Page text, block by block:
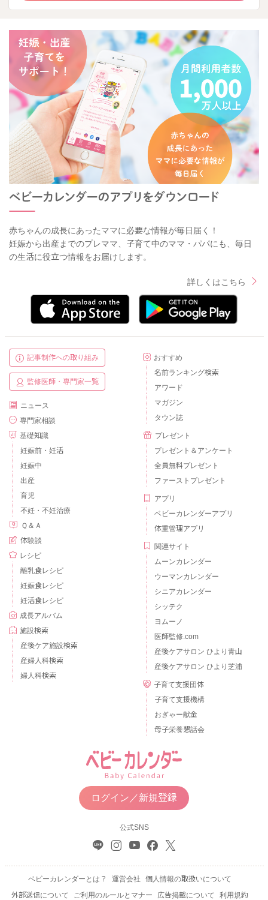
赤ちゃんの成長にあったママに必要な情報が毎日届く！
妊娠から出産までのプレママ、子育て中のママ・パパにも、毎日
の生活に役立つ情報をお届けします。
詳しくはこちら
記事制作への取り組み
監修医師・専門家一覧
ニュース
専門家相談
基礎知識
妊娠前・妊活
妊娠中
出産
育児
不妊・不妊治療
Ｑ＆Ａ
体験談
レシピ
離乳食レシピ
妊娠食レシピ
妊活食レシピ
成長アルバム
施設検索
産後ケア施設検索
産婦人科検索
婦人科検索
おすすめ
名前ランキング検索
アワード
マガジン
タウン誌
プレゼント
プレゼント＆アンケート
全員無料プレゼント
ファーストプレゼント
アプリ
ベビーカレンダーアプリ
体重管理アプリ
関連サイト
ムーンカレンダー
ウーマンカレンダー
シニアカレンダー
シッテク
ヨムーノ
医師監修.com
産後ケアサロン ひより青山
産後ケアサロン ひより芝浦
子育て支援団体
子育て支援機構
おぎゃー献金
母子栄養懇話会
ログイン／新規登録
公式SNS
ベビーカレンダーとは？ 運営会社
個人情報の取扱いについて
外部送信について
ご利用のルールとマナー 広告掲載について 利用規約